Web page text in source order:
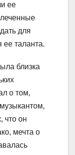
ее
для
ее таланта.
близка
о том,
что он
мечта о